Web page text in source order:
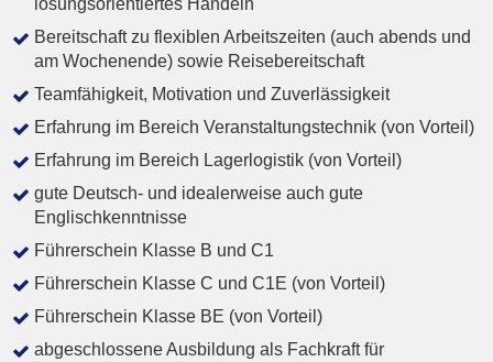
Bereitschaft zu flexiblen Arbeitszeiten (auch abends und
am Wochenende) sowie Reisebereitschaft
Teamfähigkeit, Motivation und Zuverlässigkeit
Erfahrung im Bereich Veranstaltungstechnik (von Vorteil)
Erfahrung im Bereich Lagerlogistik (von Vorteil)
gute Deutsch- und idealerweise auch gute
Englischkenntnisse
Führerschein Klasse B und C1
Führerschein Klasse C und C1E (von Vorteil)
Führerschein Klasse BE (von Vorteil)
abgeschlossene Ausbildung als Fachkraft für